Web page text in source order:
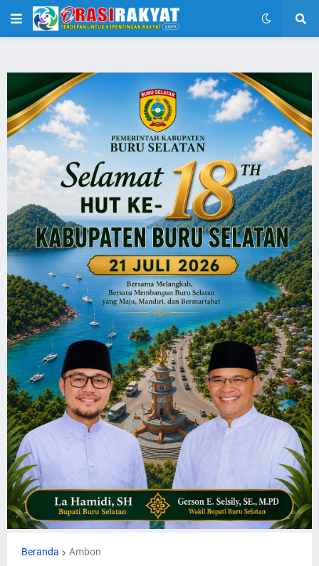
Beranda Ambon